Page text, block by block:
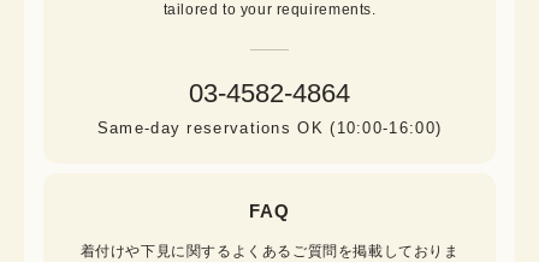
tailored to your requirements.
03-4582-4864
Same-day reservations OK (10:00-16:00)
FAQ
着付けや下見に関するよくあるご質問を掲載しておりま